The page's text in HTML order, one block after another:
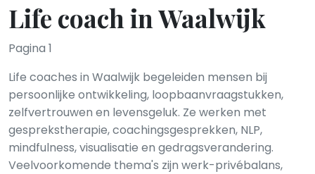
Life coach in Waalwijk
Pagina 1
Life coaches in Waalwijk begeleiden mensen bij
persoonlijke ontwikkeling, loopbaanvraagstukken,
zelfvertrouwen en levensgeluk. Ze werken met
gesprekstherapie, coachingsgesprekken, NLP,
mindfulness, visualisatie en gedragsverandering.
Veelvoorkomende thema's zijn werk-privébalans,